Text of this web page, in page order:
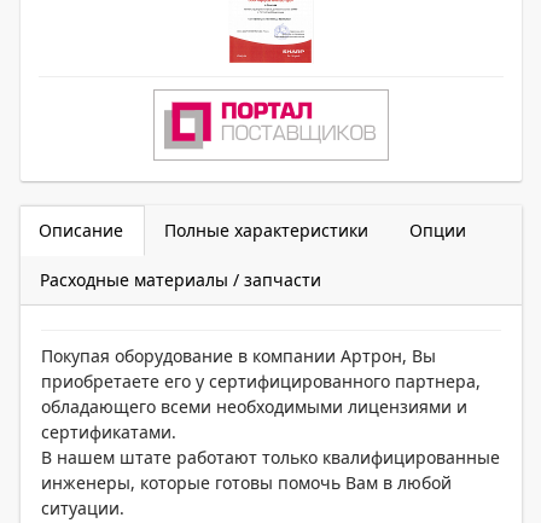
Описание Полные характеристики Опции
Расходные материалы / запчасти
Покупая оборудование в компании Артрон, Вы
приобретаете его у сертифицированного партнера,
обладающего всеми необходимыми лицензиями и
сертификатами.
В нашем штате работают только квалифицированные
инженеры, которые готовы помочь Вам в любой
ситуации.